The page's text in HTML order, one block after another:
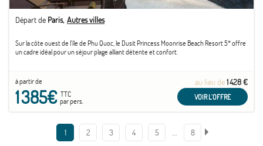
Départ de Paris Autres villes
Sur la côte ouest de l'île de Phu Quoc, le Dusit Princess Moonrise Beach Resort 5* offre
un cadre idéal pour un séjour plage alliant détente et confort.
à partir de
1 385€TTC
par pers.
au lieu de1 428 €
VOIR L'OFFRE
1 2 3 4 5 … 8